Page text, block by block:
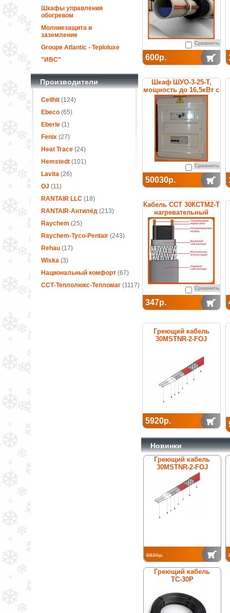
Шкафы управления
обогревом
Молниезащита и
заземление
Groupe Atlantic - Teploluxe
"ИВС"
Производители
Ceilhit(124)
Ebeco(65)
Eberle(1)
Fenix(27)
Heat Trace(24)
Hemstedt(101)
Lavita(26)
OJ (11)
RANTAIR LLC(18)
RANTAIR-Антилёд(213)
Raychem (25)
Raychem-Tyco-Pentair (243)
Rehau(17)
Wiska(3)
Национальный комфорт(67)
ССТ-Теплолюкс-Тепломаг(1117)
Сравнить
600р.
Шкаф ШУО-3-25-T,
мощность до 16,5кВт с
термостатом
Сравнить
50030р.
Кабель ССТ 30КСТМ2-Т
нагревательный
саморегулирующийся
Сравнить
347р.
Греющий кабель
30MSTNR-2-FOJ
5920р.
Новинки
Греющий кабель
30MSTNR-2-FOJ
5920р.
Греющий кабель
ТС-30Р